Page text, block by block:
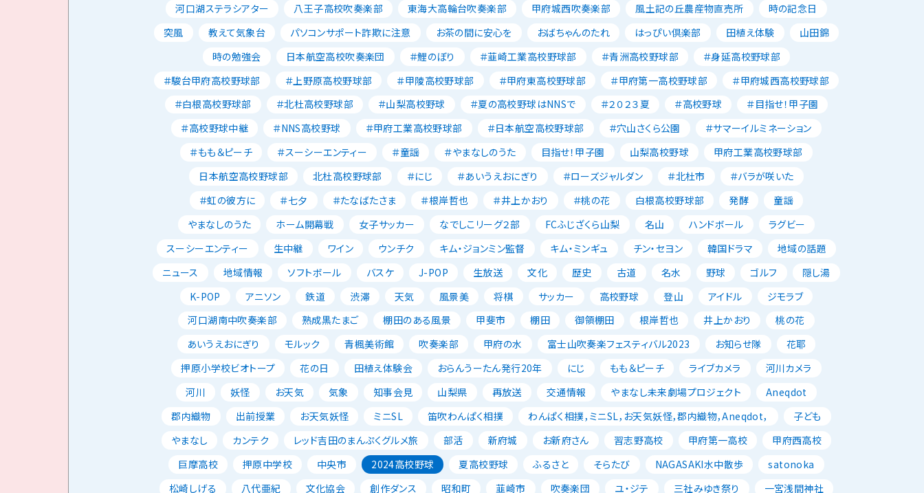
河口湖ステラシアター
八王子高校吹奏楽部 東海大高輪台吹奏楽部 甲府城西吹奏楽部 風土記の丘農産物直売所
時の記念日
突風
教えて気象台 パソコンサポート詐欺に注意 お茶の間に安心を おばちゃんのたれ はっぴい倶楽部 田植え体験
山田錦
時の勉強会
日本航空高校吹奏楽団 ＃鯉のぼり ＃韮崎工業高校野球部 ＃青洲高校野球部
＃身延高校野球部
＃駿台甲府高校野球部
＃上野原高校野球部 ＃甲陵高校野球部 ＃甲府東高校野球部 ＃甲府第一高校野球部
＃甲府城西高校野球部
＃白根高校野球部
＃北杜高校野球部 ＃山梨高校野球 ＃夏の高校野球はNNSで ＃２０２３夏 ＃高校野球
＃目指せ！甲子園
＃高校野球中継
＃NNS高校野球 ＃甲府工業高校野球部 ＃日本航空高校野球部 ＃穴山さくら公園
＃サマーイルミネーション
＃もも＆ピーチ
＃スーシーエンティー ＃童謡 ＃やまなしのうた 目指せ！甲子園 山梨高校野球
甲府工業高校野球部
日本航空高校野球部
北杜高校野球部 ＃にじ ＃あいうえおにぎり ＃ローズジャルダン ＃北杜市
＃バラが咲いた
＃虹の彼方に
＃七夕 ＃たなばたさま ＃根岸哲也 ＃井上かおり ＃桃の花 白根高校野球部 発酵
童謡
やまなしのうた
ホーム開幕戦 女子サッカー なでしこリーグ２部 FCふじざくら山梨 名山 ハンドボール
ラグビー
スーシーエンティー
生中継 ワイン ウンチク キム・ジョンミン監督 キム・ミンギュ チン・セヨン 韓国ドラマ
地域の話題
ニュース
地域情報 ソフトボール バスケ J-POP 生放送 文化 歴史 古道 名水 野球 ゴルフ
隠し湯
K-POP
アニソン 鉄道 渋滞 天気 風景美 将棋 サッカー 高校野球 登山 アイドル
ジモラブ
河口湖南中吹奏楽部
熟成黒たまご 棚田のある風景 甲斐市 棚田 御領棚田 根岸哲也 井上かおり
桃の花
あいうえおにぎり
モルック 青楓美術館 吹奏楽部 甲府の水 富士山吹奏楽フェスティバル2023 お知らせ隊
花耶
押原小学校ビオトープ
花の日 田植え体験会 おらんうーたん発行20年 にじ もも＆ピーチ ライブカメラ
河川カメラ
河川
妖怪 お天気 気象 知事会見 山梨県 再放送 交通情報 やまなし未来劇場プロジェクト
Aneqdot
郡内織物
出前授業 お天気妖怪 ミニSL 笛吹わんぱく相撲 わんぱく相撲，ミニSL，お天気妖怪，郡内織物，Aneqdot，
子ども
やまなし
カンテク レッド吉田のまんぷくグルメ旅 部活 新府城 お新府さん 習志野高校 甲府第一高校
甲府西高校
巨摩高校
押原中学校 中央市 2024高校野球 夏高校野球 ふるさと そらたび NAGASAKI水中散歩
satonoka
松崎しげる
八代亜紀 文化協会 創作ダンス 昭和町 韮崎市 吹奏楽団 ユ・ジテ 三社みゆき祭り 一宮浅間神社